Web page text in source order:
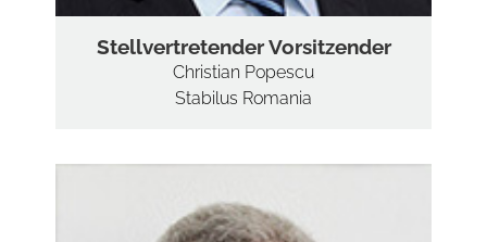
Stellvertretender Vorsitzender
Christian Popescu
Stabilus Romania